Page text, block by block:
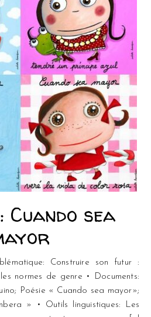
Cuando sea
normes de genre • Documents:
Poésie « Cuando sea mayor»;
» • Outils linguistiques: Les